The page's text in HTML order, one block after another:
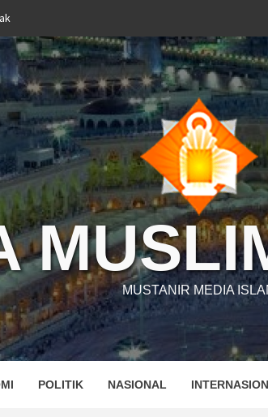
MUSTANIR MEDIA
POLITIK NASIONAL